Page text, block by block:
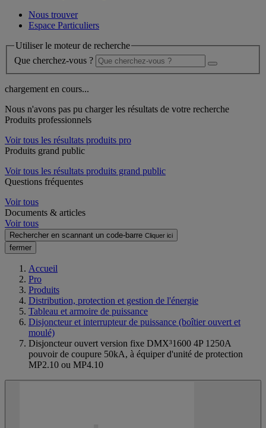
Nous trouver
Espace Particuliers
Utiliser le moteur de recherche
Que cherchez-vous ?
chargement en cours...
Nous n'avons pas pu charger les résultats de votre recherche
Produits professionnels
Voir tous les résultats produits pro
Produits grand public
Voir tous les résultats produits grand public
Questions fréquentes
Voir tous
Documents & articles
Voir tous
Rechercher en scannant un code-barre Cliquer ici
fermer
Accueil
Pro
Produits
Distribution, protection et gestion de l'énergie
Tableau et armoire de puissance
Disjoncteur et interrupteur de puissance (boîtier ouvert et
moulé)
Disjoncteur ouvert version fixe DMX³1600 4P 1250A
pouvoir de coupure 50kA, à équiper d'unité de protection
MP2.10 ou MP4.10